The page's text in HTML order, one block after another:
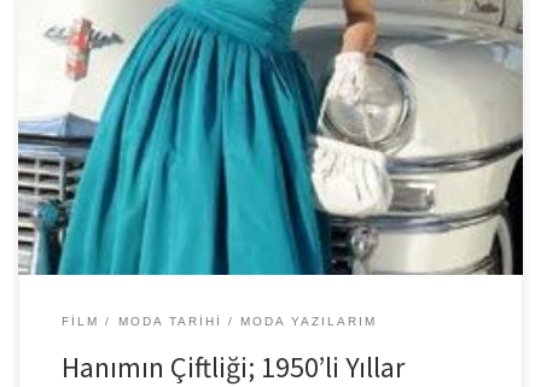
Şimdilerde geçmiş dönem filmleri revaçta. Sadece dizilerde değil
sinemada da tanık oluyoruz tarihsel esintilere. Benim için filmin
temasından çok görüntüsü […]
FILM MODA TARIHI MODA YAZILARIM
Hanımın Çiftliği; 1950’li Yıllar